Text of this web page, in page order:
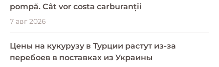
pompă. Cât vor costa carburanții
7 авг 2026
Цены на кукурузу в Турции растут из-за
перебоев в поставках из Украины